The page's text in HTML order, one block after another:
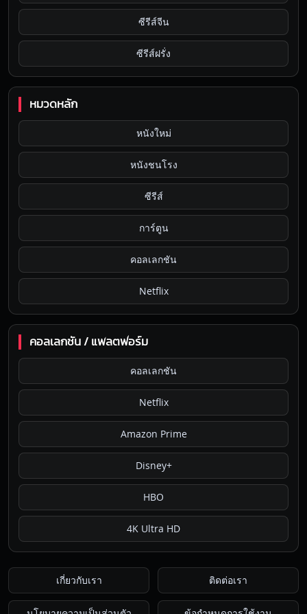
ซีรีส์จีน
ซีรีส์ฝรั่ง
หมวดหลัก
หนังใหม่
หนังชนโรง
ซีรีส์
การ์ตูน
คอลเลกชัน
Netflix
คอลเลกชัน / แพลตฟอร์ม
คอลเลกชัน
Netflix
Amazon Prime
Disney+
HBO
4K Ultra HD
เกี่ยวกับเรา ติดต่อเรา